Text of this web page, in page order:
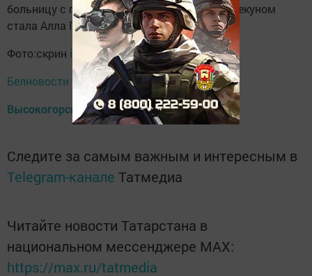
больницу с передозировкой. Временным опекуном
стала Алла Пугачева.
Фото:скрин instagram.com
Белновости
Высокогорские вести
Следите за самым важным и интересным в
Telegram-канале Татмедиа
Читайте новости Татарстана в
национальном мессенджере MАХ:
https://max.ru/tatmedia